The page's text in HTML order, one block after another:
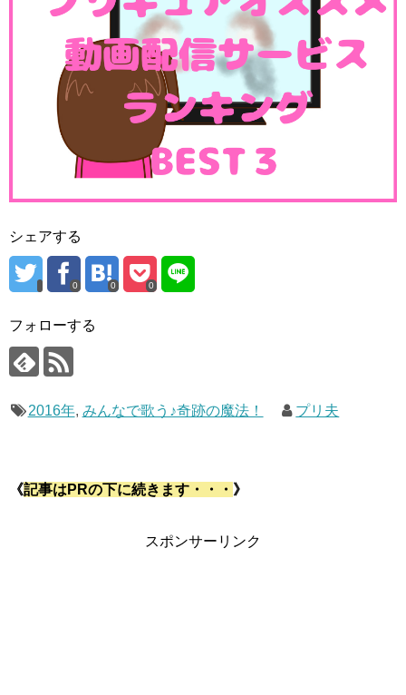
シェアする
0 0 0
フォローする
2016年, みんなで歌う♪奇跡の魔法！ プリ夫
《記事はPRの下に続きます・・・ 》
スポンサーリンク